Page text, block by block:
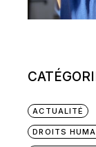
ACTUALITÉ
DROITS